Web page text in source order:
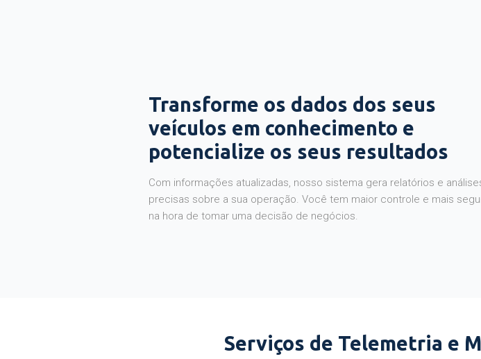
Transforme os dados dos seus
veículos em conhecimento e
potencialize os seus resultados
Com informações atualizadas, nosso sistema gera relatórios e
precisas sobre a sua operação. Você tem maior controle e mais
na hora de tomar uma decisão de negócios.
Serviços de Telemetria e